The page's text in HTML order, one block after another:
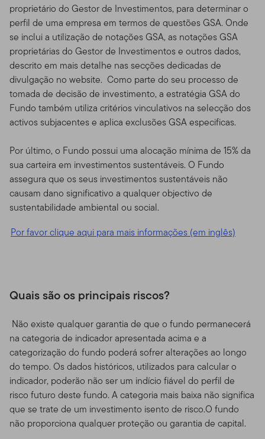
proprietário do Gestor de Investimentos, para determinar o
perfil de uma empresa em termos de questões GSA. Onde
se inclui a utilização de notações GSA, as notações GSA
proprietárias do Gestor de Investimentos e outros dados,
descrito em mais detalhe nas secções dedicadas de
divulgação no website. Como parte do seu processo de
tomada de decisão de investimento, a estratégia GSA do
Fundo também utiliza critérios vinculativos na selecção dos
activos subjacentes e aplica exclusões GSA especificas.
Por último, o Fundo possui uma alocação mínima de 15% da
sua carteira em investimentos sustentáveis. O Fundo
assegura que os seus investimentos sustentáveis não
causam dano significativo a qualquer objectivo de
sustentabilidade ambiental ou social.
Por favor clique aqui para mais informações (em inglês)
Quais são os principais riscos?
Não existe qualquer garantia de que o fundo permanecerá
na categoria de indicador apresentada acima e a
categorização do fundo poderá sofrer alterações ao longo
do tempo. Os dados históricos, utilizados para calcular o
indicador, poderão não ser um indício fiável do perfil de
risco futuro deste fundo. A categoria mais baixa não significa
que se trate de um investimento isento de risco.O fundo
não proporciona qualquer proteção ou garantia de capital.